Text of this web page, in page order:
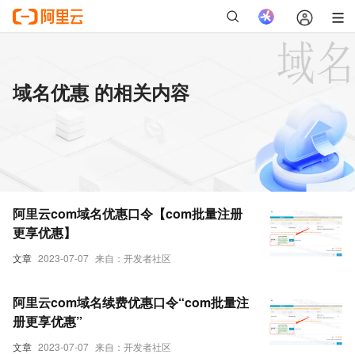
域名优惠 的相关内容
文章 2023-07-07 来自：开发者社区
阿里云com域名优惠口令【com批量注册
更享优惠】
文章 2023-07-07 来自：开发者社区
阿里云com域名续费优惠口令“com批量注
册更享优惠”